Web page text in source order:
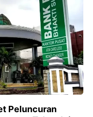
Peluncuran